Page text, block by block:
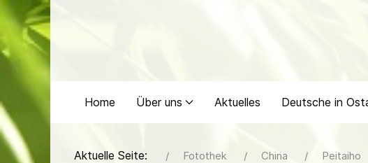
Home Über uns Aktuelles Deutsche in
Aktuelle Seite: Fotothek China Peitaiho